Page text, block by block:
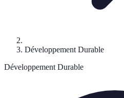
Développement Durable
Développement Durable